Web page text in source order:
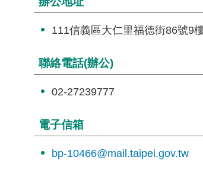
111信義區大仁里福德街86號9
聯絡電話(辦公)
02-27239777
電子信箱
bp-10466@mail.taipei.gov.tw